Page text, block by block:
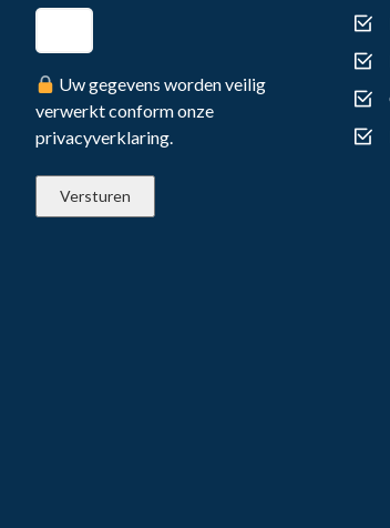
Uw gegevens worden veilig
verwerkt conform onze
privacyverklaring.